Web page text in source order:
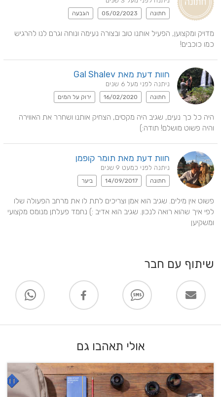
חתונה 05/02/2023 הגבעה
כמו כוכבים!
חוות דעת מאת Gal Shalev
ניתנה לפני מעל 6 שנים
חתונה 16/02/2020 ירוק על המים
והיה פשוט מושלם! תודה:)
חוות דעת מאת תומר קופמן
ניתנה לפני כמעט 9 שנים
חתונה 14/09/2017 ביער
ומשקיען
שיתוף עם חבר
אולי תאהבו גם